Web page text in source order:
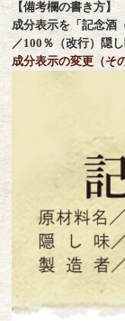
【備考欄の書き方】
成分表示を「記念酒
／100％（改行）隠
成分表示の変更（そ